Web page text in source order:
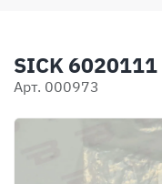
Вопросы и ответы
О компании
SICK
Арт. 000973